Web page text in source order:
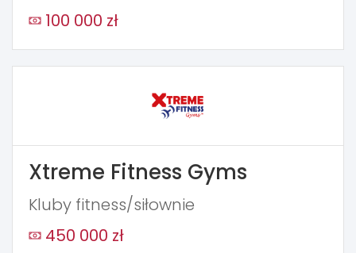
100 000 zł
Xtreme Fitness Gyms
Kluby fitness/siłownie
450 000 zł